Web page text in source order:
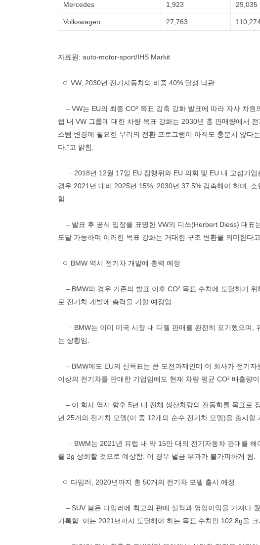
Mercedes 1,923 29,035
Volkswagen 27,763
자료원: auto-motor-sport/IHS Markit
ㅇ VW, 2030년 전기자동차의 비중 40% 달성 낙관
– VW는 EU의 최종 CO² 목표 감축 강화 발표에 따라 자사 차원
럽 내 VW 그룹에 대한 차량 목표 강화는 2030년 총 판매량에서
스템 변경에 필요한 우리의 전환 프로그램이 아직도 충분치 않다
다.”고 밝힘.
· 2018년 12월 17일 EU 집행위와 EU 의회 및 EU 내 교섭기업
경우 2021년 대비 2025년 15%, 2030년 37.5% 감축해야 하며,
함.
– 발표 후 공식 입장을 표명한 VW의 디쓰(Herbert Diess) 대표
도달 가능하며 이러한 목표 강화는 거대한 구조 변환을 의미한다
ㅇ BMW 역시 전기차 개발에 총력 예정
– BMW의 경우 기존의 발표 이후 CO² 목표 수치에 도달하기
로 전기차 개발에 총력을 기할 예정임.
· BMW는 이미 미국 시장 내 디젤 판매를 완전히 포기했으며,
는 상황임.
– BMW에도 EU의 신목표는 큰 도전과제인데 이 회사가 전기
이상의 전기차를 판매한 기업임에도 현재 차량 평균 CO² 배출량이
– 이 회사 역시 향후 5년 내 전체 생산차량의 전동화를 목표로
년 25개의 전기차 모델(이 중 12개의 순수 전기차 모델)을 출시할
· BWM는 2021년 유럽 내 약 15만 대의 전기자동차 판매를 해
를 2g 상회할 것으로 예상함. 이 경우 벌금 부과가 불가피하게 됨.
ㅇ 다임러, 2020년까지 총 50개의 전기차 모델 출시 예정
– SUV 붐은 다임러에 최고의 판매 실적과 영업이익을 가져다
기록함. 이는 2021년까지 도달해야 하는 목표 수치인 102.8g을 크